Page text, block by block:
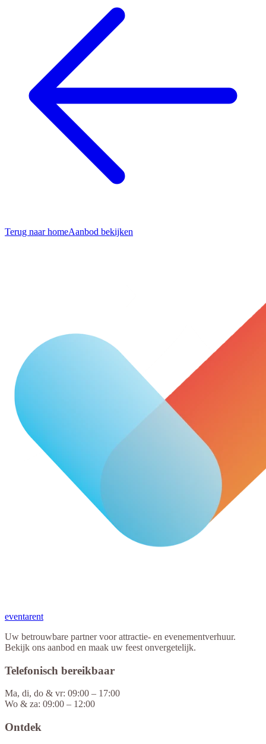
Terug naar homeAanbod bekijken
eventarent
Uw betrouwbare partner voor attractie- en evenementverhuur.
Bekijk ons aanbod en maak uw feest onvergetelijk.
Telefonisch bereikbaar
Ma, di, do & vr: 09:00 – 17:00
Wo & za: 09:00 – 12:00
Ontdek